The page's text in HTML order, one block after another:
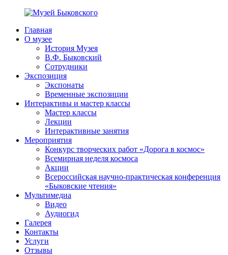
Перейти
содержимому
Музей
Быковского
ППМВК
Главная
О музее
История Музея
В.Ф. Быковский
Сотрудники
Экспозиция
Экспонаты
Временные экспозиции
Интерактивы и мастер классы
Мастер классы
Лекции
Интерактивные занятия
Мероприятия
Конкурс творческих работ «Дорога в космос»
Всемирная неделя космоса
Акции
Всероссийская научно-практическая конференция
«Быковские чтения»
Мультимедиа
Видео
Аудиогид
Галерея
Контакты
Услуги
Отзывы